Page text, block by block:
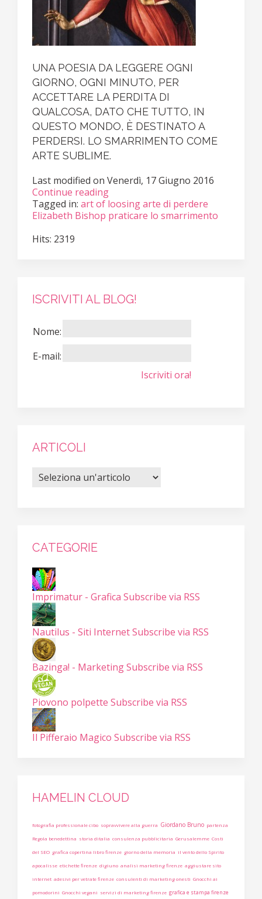
UNA POESIA DA LEGGERE OGNI
GIORNO, OGNI MINUTO, PER
ACCETTARE LA PERDITA DI
QUALCOSA, DATO CHE TUTTO, IN
QUESTO MONDO, È DESTINATO A
PERDERSI. LO SMARRIMENTO COME
ARTE SUBLIME.
Last modified on Venerdì, 17 Giugno 2016
Continue reading
Tagged in: art of loosingarte di perdere
Elizabeth Bishop praticare lo smarrimento
Hits: 2319
ISCRIVITI AL BLOG!
Nome:
E-mail:
Iscriviti ora!
ARTICOLI
CATEGORIE
Imprimatur - Grafica Subscribe via RSS
Nautilus - Siti InternetSubscribe via RSS
Bazinga! - MarketingSubscribe via RSS
Piovono polpette Subscribe via RSS
Il Pifferaio Magico Subscribe via RSS
HAMELIN CLOUD
fotografia professionale cibo sopravvivere alla guerra Giordano Bruno partenza
Regola benedettina storia ditalia consulenza pubblicitaria Gerusalemme Costi
del SEO grafica copertina libro firenze giorno della memoria il vento dello Spirito
apocalisse etichette firenze digiuno analisi marketing firenze aggiustare sito
internet adesivi per vetrate firenze consulenti di marketing onesti Gnocchi ai
pomodorini Gnocchi vegani servizi di marketing firenze grafica e stampa firenze